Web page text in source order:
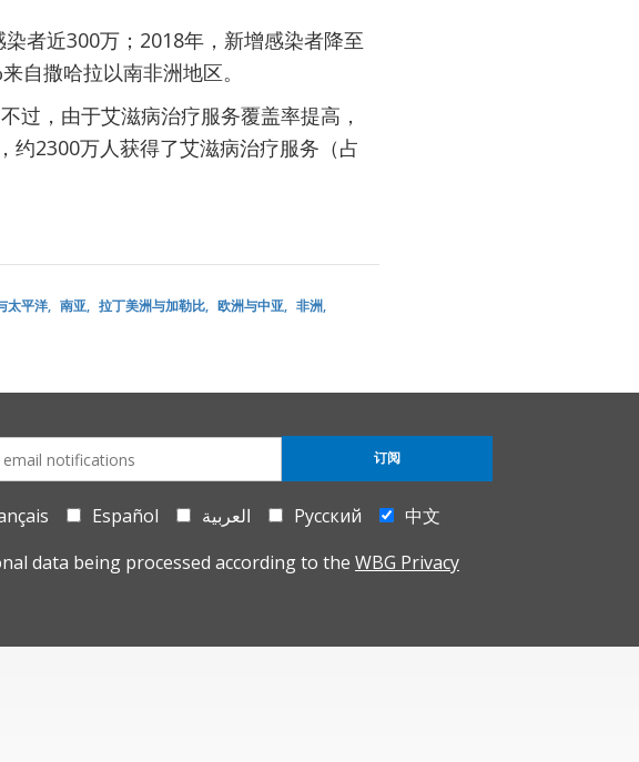
者近300万；2018年，新增感染者降至
自撒哈拉以南非洲地区。
过，由于艾滋病治疗服务覆盖率提高，
约2300万人获得了艾滋病治疗服务（占
太平洋 南亚 拉丁美洲与加勒比 欧洲与中亚
非洲
Español العربية Русский
中文
data being processed according to the WBG Privacy
订阅